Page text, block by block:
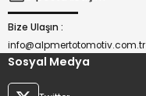
Bize Ulaşın :
info@alpmertotomotiv.com.tr
Sosyal Medya